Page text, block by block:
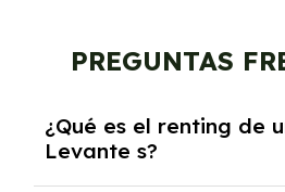
PREGUNTAS
¿Qué es el renting de
Levante s?